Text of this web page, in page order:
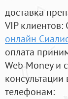
доставка
VIP
онлайн
оплата
Web Money и
телефонам: